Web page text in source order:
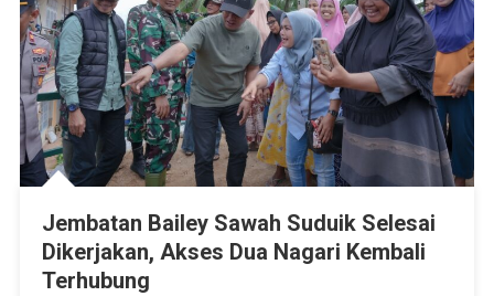
Jembatan Bailey Sawah Suduik Selesai
Dikerjakan, Akses Dua Nagari Kembali
Terhubung